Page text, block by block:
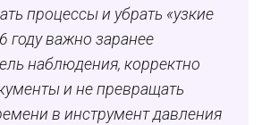
процессы и убрать «узкие
году важно заранее
наблюдения, корректно
и не превращать
в инструмент давления